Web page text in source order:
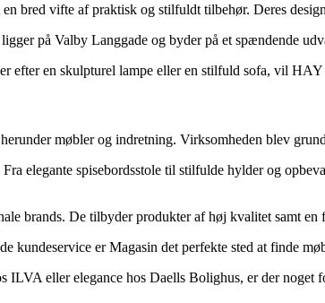
bred vifte af praktisk og stilfuldt tilbehør. Deres
på Valby Langgade og byder på et spændende
efter en skulpturel lampe eller en stilfuld sofa, vil
møbler og indretning. Virksomheden blev
elegante spisebordsstole til stilfulde hylder og
brands. De tilbyder produkter af høj kvalitet samt en
kundeservice er Magasin det perfekte sted at finde
eller elegance hos Daells Bolighus, er der noget